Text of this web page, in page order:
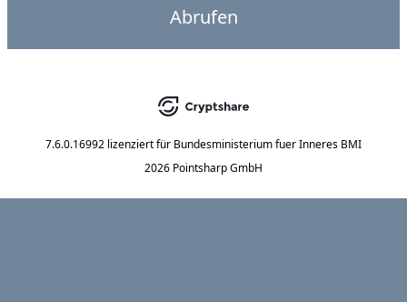
Abrufen
7.6.0.16992 lizenziert für Bundesministerium fuer Inneres BMI
2026 Pointsharp GmbH